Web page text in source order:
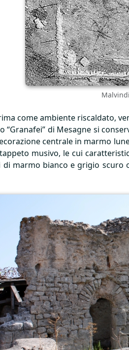
come ambiente riscaldato,
“Granafei” di Mesagne si
centrale in marmo
musivo, le cui
di marmo bianco e grigio